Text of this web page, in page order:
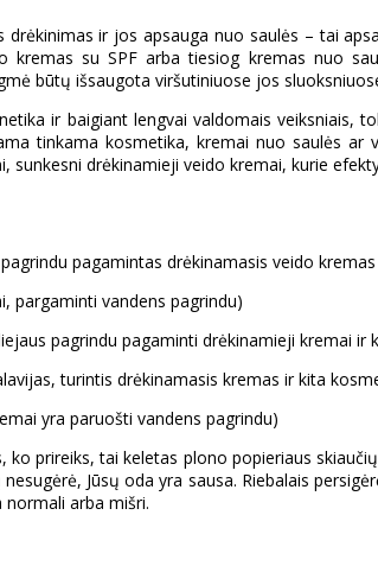
ir jos apsauga nuo saulės – tai
kremas su SPF arba tiesiog kremas nuo
būtų išsaugota viršutiniuose jos
ir baigiant lengvai valdomais
tinkama kosmetika, kremai nuo saulės ar
drėkinamieji veido kremai, kurie
pagamintas drėkinamasis veido
pargaminti vandens pagrindu)
pagrindu pagaminti drėkinamieji kremai ir
turintis drėkinamasis kremas ir kita
yra paruošti vandens pagrindu)
prireiks, tai keletas plono popieriaus
Jūsų oda yra sausa. Riebalais
arba mišri.